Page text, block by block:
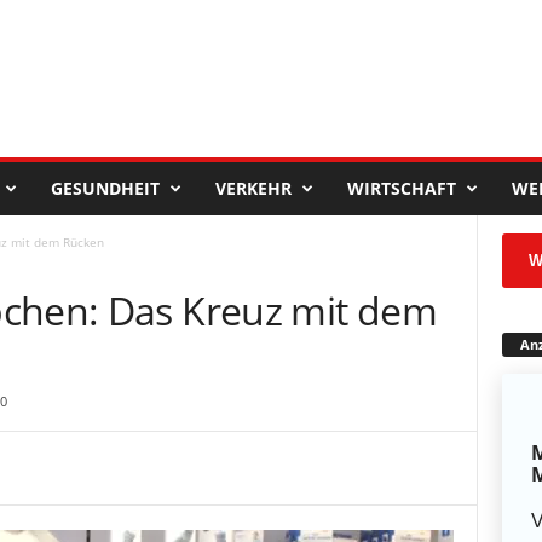
GESUNDHEIT VERKEHR WIRTSCHAFT
mit dem Rücken
Das Kreuz mit dem
0